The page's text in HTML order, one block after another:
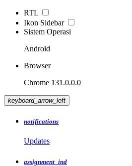
RTL
Ikon Sidebar
Sistem Operasi
Android
Browser
Chrome 131.0.0.0
keyboard_arrow_left
notifications
Updates
assignment_ind